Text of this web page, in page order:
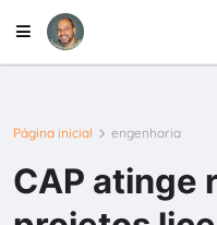
Página inicial engenharia
CAP atinge